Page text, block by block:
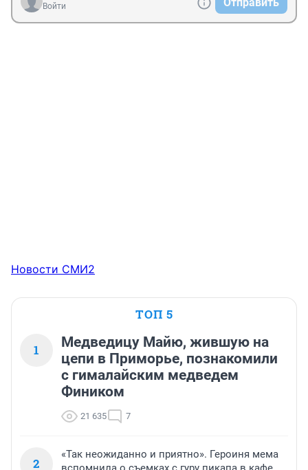
Войти
Отправить
Новости СМИ2
ТОП 5
1
Медведицу Майю, жившую на
цепи в Приморье, познакомили
с гималайским медведем
Фиником
21 635 7
2
«Так неожиданно и приятно». Героиня мема